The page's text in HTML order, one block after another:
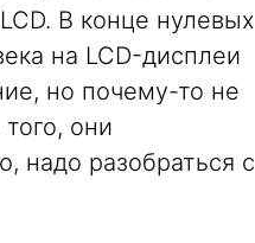
В конце нулевых
на LCD-дисплеи
но почему-то не
они
надо разобраться с